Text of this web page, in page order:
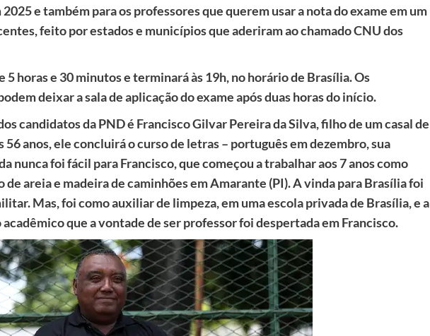
e também para os professores que querem usar a nota do exame em um
feito por estados e municípios que aderiram ao chamado CNU dos
5 horas e 30 minutos e terminará às 19h, no horário de Brasília. Os
deixar a sala de aplicação do exame após duas horas do início.
candidatos da PND é Francisco Gilvar Pereira da Silva, filho de um casal de
56 anos, ele concluirá o curso de letras – português em dezembro, sua
nunca foi fácil para Francisco, que começou a trabalhar aos 7 anos como
areia e madeira de caminhões em Amarante (PI). A vinda para Brasília foi
Mas, foi como auxiliar de limpeza, em uma escola privada de Brasília, e a
que a vontade de ser professor foi despertada em Francisco.